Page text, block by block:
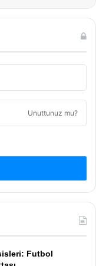
Unuttunuz mu?
Futbol